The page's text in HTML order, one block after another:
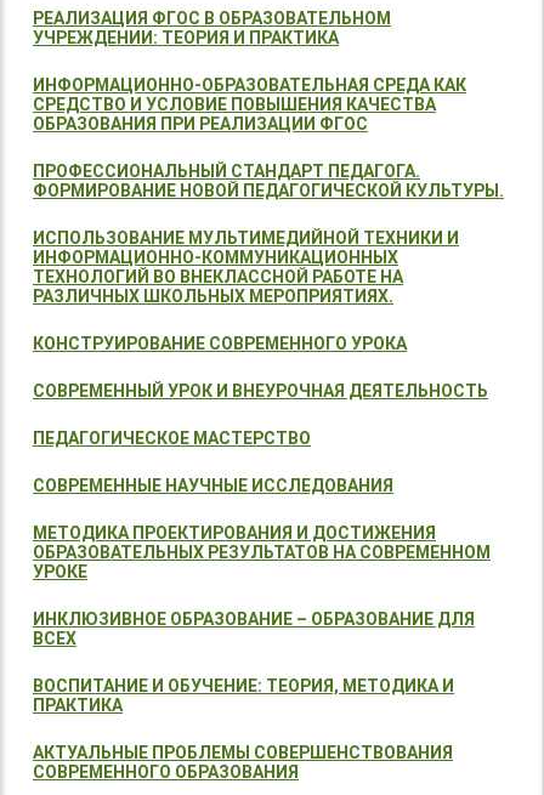
РЕАЛИЗАЦИЯ ФГОС В ОБРАЗОВАТЕЛЬНОМ
УЧРЕЖДЕНИИ: ТЕОРИЯ И ПРАКТИКА
ИНФОРМАЦИОННО-ОБРАЗОВАТЕЛЬНАЯ СРЕДА КАК
СРЕДСТВО И УСЛОВИЕ ПОВЫШЕНИЯ КАЧЕСТВА
ОБРАЗОВАНИЯ ПРИ РЕАЛИЗАЦИИ ФГОС
ПРОФЕССИОНАЛЬНЫЙ СТАНДАРТ ПЕДАГОГА.
ФОРМИРОВАНИЕ НОВОЙ ПЕДАГОГИЧЕСКОЙ КУЛЬТУРЫ.
ИСПОЛЬЗОВАНИЕ МУЛЬТИМЕДИЙНОЙ ТЕХНИКИ И
ИНФОРМАЦИОННО-КОММУНИКАЦИОННЫХ
ТЕХНОЛОГИЙ ВО ВНЕКЛАССНОЙ РАБОТЕ НА
РАЗЛИЧНЫХ ШКОЛЬНЫХ МЕРОПРИЯТИЯХ.
КОНСТРУИРОВАНИЕ СОВРЕМЕННОГО УРОКА
СОВРЕМЕННЫЙ УРОК И ВНЕУРОЧНАЯ ДЕЯТЕЛЬНОСТЬ
ПЕДАГОГИЧЕСКОЕ МАСТЕРСТВО
СОВРЕМЕННЫЕ НАУЧНЫЕ ИССЛЕДОВАНИЯ
МЕТОДИКА ПРОЕКТИРОВАНИЯ И ДОСТИЖЕНИЯ
ОБРАЗОВАТЕЛЬНЫХ РЕЗУЛЬТАТОВ НА СОВРЕМЕННОМ
УРОКЕ
ИНКЛЮЗИВНОЕ ОБРАЗОВАНИЕ – ОБРАЗОВАНИЕ ДЛЯ
ВСЕХ
ВОСПИТАНИЕ И ОБУЧЕНИЕ: ТЕОРИЯ, МЕТОДИКА И
ПРАКТИКА
АКТУАЛЬНЫЕ ПРОБЛЕМЫ СОВЕРШЕНСТВОВАНИЯ
СОВРЕМЕННОГО ОБРАЗОВАНИЯ